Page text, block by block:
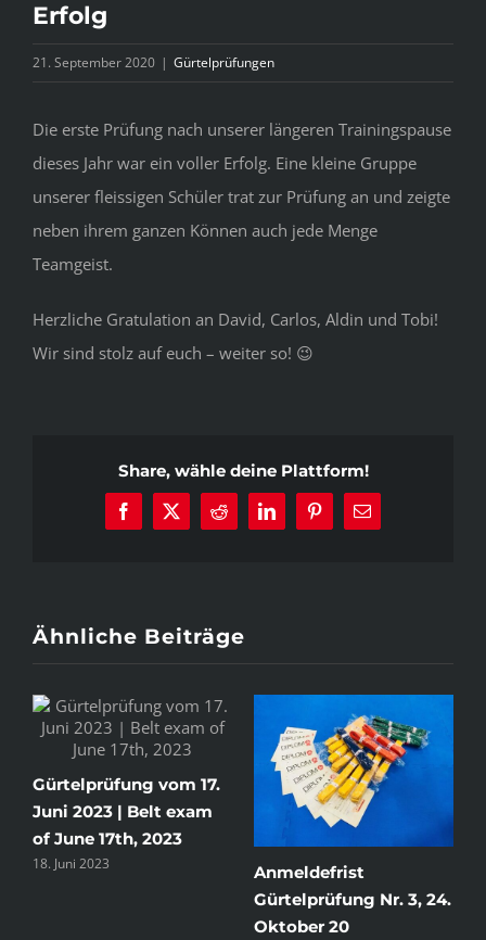
Bild
Erfolg
21. September 2020 | Gürtelprüfungen
Die erste Prüfung nach unserer längeren Trainingspause
dieses Jahr war ein voller Erfolg. Eine kleine Gruppe
unserer fleissigen Schüler trat zur Prüfung an und zeigte
neben ihrem ganzen Können auch jede Menge
Teamgeist.
Herzliche Gratulation an David, Carlos, Aldin und Tobi!
Wir sind stolz auf euch – weiter so! 😉
Share, wähle deine Plattform!
Facebook
X RedditLinkedInPinterest
E-
Mail
Ähnliche Beiträge
Gürtelprüfung vom 17.
Juni 2023 | Belt exam
of June 17th, 2023
18. Juni 2023
Anmeldefrist
Gürtelprüfung Nr. 3, 24.
Oktober 20